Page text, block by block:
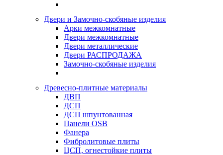
Двери и Замочно-скобяные изделия
Арки межкомнатные
Двери межкомнатные
Двери металлические
Двери РАСПРОДАЖА
Замочно-скобяные изделия
Древесно-плитные материалы
ДВП
ДСП
ДСП шпунтованная
Панели OSB
Фанера
Фибролитовые плиты
ЦСП, огнестойкие плиты